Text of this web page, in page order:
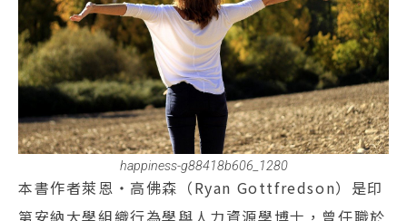
happiness-g88418b606_1280
本書作者萊恩‧高佛森（Ryan Gottfredson）是印
第安納大學組織行為學與人力資源學博士，曾任職於